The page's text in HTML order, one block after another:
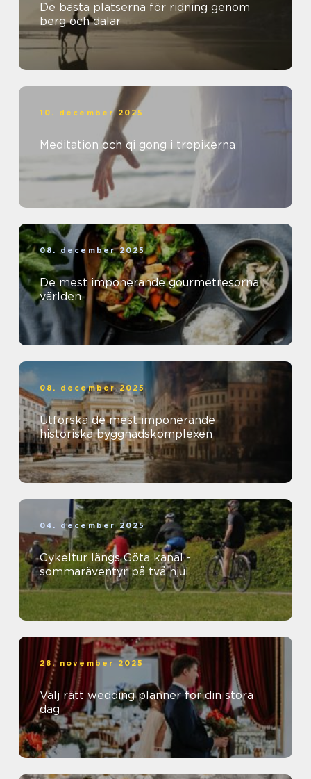
De bästa platserna för ridning genom
berg och dalar
10. december 2025
Meditation och qi gong i tropikerna
08. december 2025
De mest imponerande gourmetresorna i
världen
08. december 2025
Utforska de mest imponerande
historiska byggnadskomplexen
04. december 2025
Cykeltur längs Göta kanal -
sommaräventyr på två hjul
28. november 2025
Välj rätt wedding planner för din stora
dag